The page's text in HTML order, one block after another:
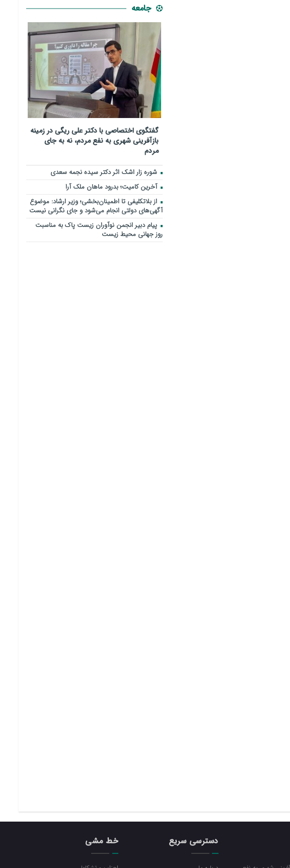
جامعه
گفتگوی اختصاصی با دکتر علی ریگی در زمینه
بازآفرینی شهری به نفع مردم، نه به جای
مردم
شوره زار اشک اثر دکتر سیده نجمه سعدی
​آخرین کامیت؛ بدرود ماهان ملک آرا
از بلاتکلیفی تا اطمینان‌بخشی؛ وزیر ارشاد: موضوع
آگهی‌های دولتی انجام می‌شود و جای نگرانی نیست
پیام دبیر انجمن نوآوران زیست پاک به مناسبت
روز جهانی محیط زیست
دسترسی سریع خط مشی